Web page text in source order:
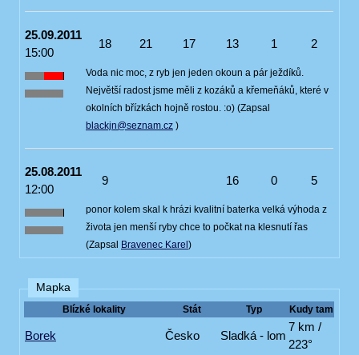
25.09.2011
15:00
18 21 17 13 1 2
Voda nic moc, z ryb jen jeden okoun a pár ježdíků.
Největší radost jsme měli z kozáků a křemeňáků, které v
okolních břízkách hojně rostou. :o) (Zapsal
blackjn@seznam.cz )
25.08.2011
12:00
9 16 0 5
ponor kolem skal k hrázi kvalitní baterka velká výhoda z
života jen menší ryby chce to počkat na klesnutí řas
(Zapsal Bravenec Karel)
Mapka
Blízké lokality Stát Typ Kudy tam
Borek Česko Sladká - lom
7 km /
223°